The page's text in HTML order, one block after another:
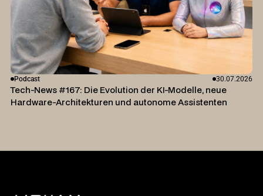
Podcast 30.07.2026
Tech-News #167: Die Evolution der KI-Modelle, neue
Hardware-Architekturen und autonome Assistenten